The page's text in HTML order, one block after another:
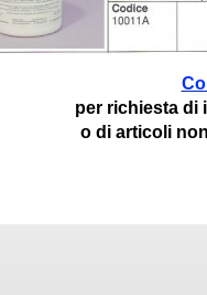
per richiesta di
o di articoli